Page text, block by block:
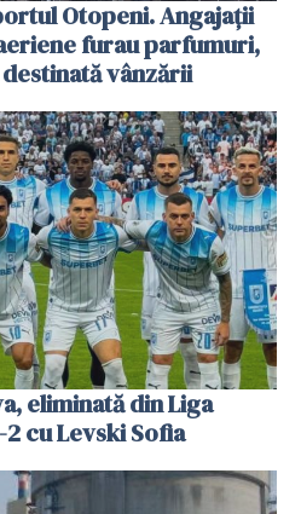
Otopeni. Angajații
furau parfumuri,
vânzării
eliminată din Liga
cu Levski Sofia